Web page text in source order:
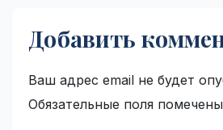
Добавить
Ваш адрес email не будет
Обязательные поля помечены